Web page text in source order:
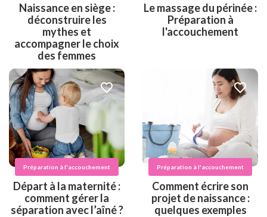
Naissance en siège :
déconstruire les
mythes et
accompagner le choix
des femmes
Le massage du périnée :
Préparation à
l'accouchement
Préparation à l'accouchement
Départ à la maternité :
comment gérer la
séparation avec l’aîné ?
Préparation à l'accouchement
Comment écrire son
projet de naissance :
quelques exemples